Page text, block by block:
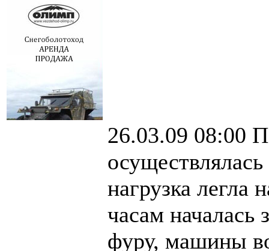
26.03.09 08:00
нагрузка легла
часам началась
фуру, машины